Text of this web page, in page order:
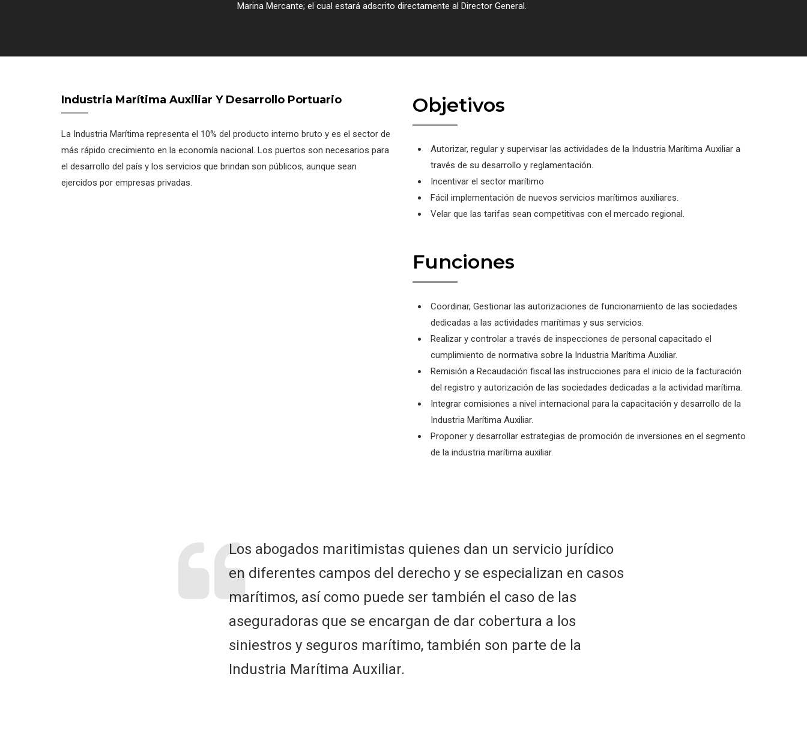
Marina Mercante; el cual estará adscrito directamente al Director General.
Industria Marítima Auxiliar Y Desarrollo Portuario
La Industria Marítima representa el 10% del producto interno bruto y es el sector de
más rápido crecimiento en la economía nacional. Los puertos son necesarios para
el desarrollo del país y los servicios que brindan son públicos, aunque sean
ejercidos por empresas privadas.
Objetivos
Autorizar, regular y supervisar las actividades de la Industria Marítima Auxiliar a
través de su desarrollo y reglamentación.
Incentivar el sector marítimo
Fácil implementación de nuevos servicios marítimos auxiliares.
Velar que las tarifas sean competitivas con el mercado regional.
Funciones
Coordinar, Gestionar las autorizaciones de funcionamiento de las sociedades
dedicadas a las actividades marítimas y sus servicios.
Realizar y controlar a través de inspecciones de personal capacitado el
cumplimiento de normativa sobre la Industria Marítima Auxiliar.
Remisión a Recaudación fiscal las instrucciones para el inicio de la facturación
del registro y autorización de las sociedades dedicadas a la actividad marítima.
Integrar comisiones a nivel internacional para la capacitación y desarrollo de la
Industria Marítima Auxiliar.
Proponer y desarrollar estrategias de promoción de inversiones en el segmento
de la industria marítima auxiliar.
Los abogados maritimistas quienes dan un servicio jurídico
en diferentes campos del derecho y se especializan en casos
marítimos, así como puede ser también el caso de las
aseguradoras que se encargan de dar cobertura a los
siniestros y seguros marítimo, también son parte de la
Industria Marítima Auxiliar.